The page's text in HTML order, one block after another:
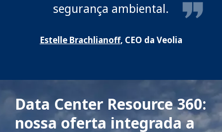
segurança ambiental.
Estelle Brachlianoff, CEO da Veolia
Data Center Resource 360:
nossa oferta integrada a